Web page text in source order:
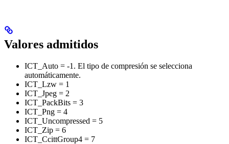
Valores admitidos
ICT_Auto = -1. El tipo de compresión se selecciona
automáticamente.
ICT_Lzw = 1
ICT_Jpeg = 2
ICT_PackBits = 3
ICT_Png = 4
ICT_Uncompressed = 5
ICT_Zip = 6
ICT_CcittGroup4 = 7